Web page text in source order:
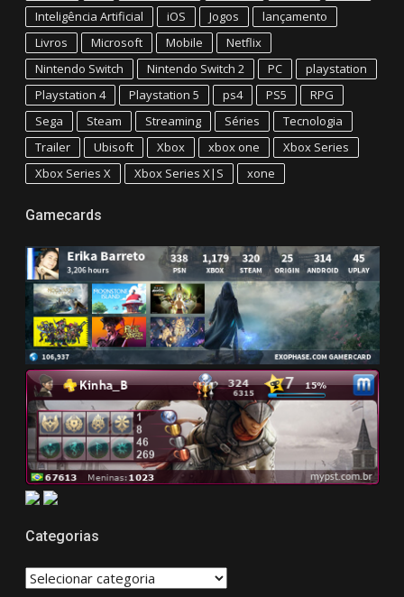
Inteligência Artificial
iOS Jogos
lançamento
Livros
Microsoft Mobile
Netflix
Nintendo Switch
Nintendo Switch 2 PC
playstation
Playstation 4
Playstation 5 ps4 PS5
RPG
Sega
Steam Streaming Séries
Tecnologia
Trailer
Ubisoft Xbox xbox one
Xbox Series
Xbox Series X
Xbox Series X|S xone
Gamecards
Categorias
CATEGORIAS